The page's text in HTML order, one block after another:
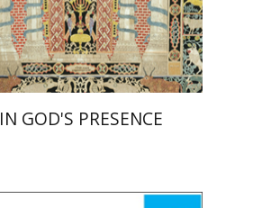
הנחת אתר ספר מודפס
$61
$55
IN GOD'S PRESENCE